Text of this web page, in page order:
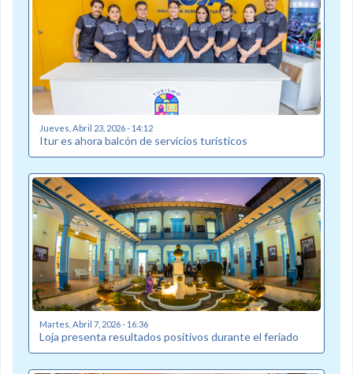
Jueves, Abril 23, 2026 - 14:12
Itur es ahora balcón de servicios turísticos
Martes, Abril 7, 2026 - 16:36
Loja presenta resultados positivos durante el feriado